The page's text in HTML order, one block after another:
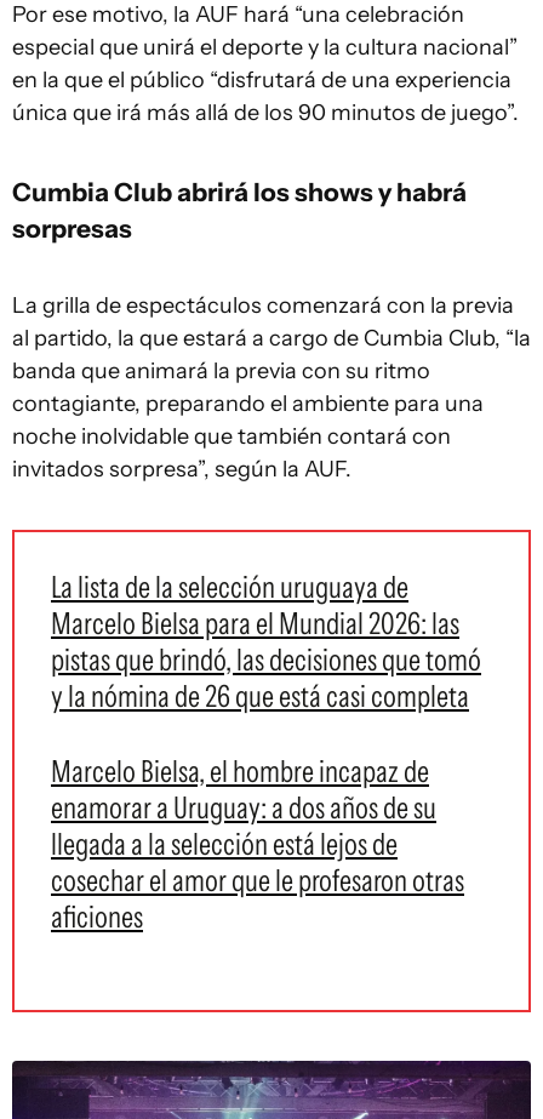
Por ese motivo, la AUF hará “una celebración
especial que unirá el deporte y la cultura nacional”
en la que el público “disfrutará de una experiencia
única que irá más allá de los 90 minutos de juego”.
Cumbia Club abrirá los shows y habrá
sorpresas
La grilla de espectáculos comenzará con la previa
al partido, la que estará a cargo de Cumbia Club, “la
banda que animará la previa con su ritmo
contagiante, preparando el ambiente para una
noche inolvidable que también contará con
invitados sorpresa”, según la AUF.
La lista de la selección uruguaya de
Marcelo Bielsa para el Mundial 2026: las
pistas que brindó, las decisiones que tomó
y la nómina de 26 que está casi completa
Marcelo Bielsa, el hombre incapaz de
enamorar a Uruguay: a dos años de su
llegada a la selección está lejos de
cosechar el amor que le profesaron otras
aficiones